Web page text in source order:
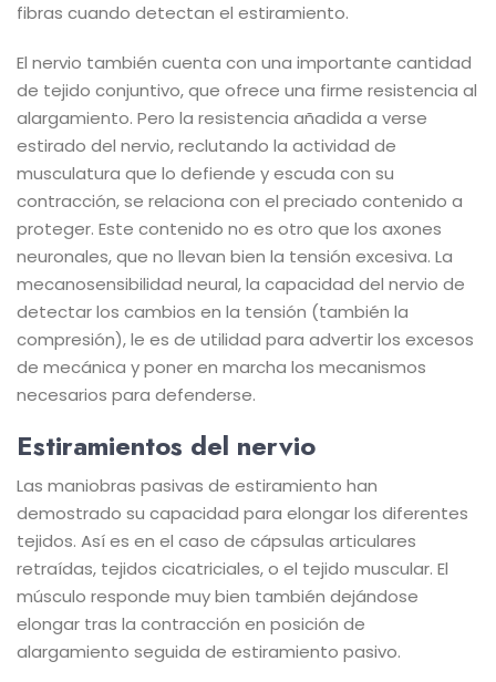
fibras cuando detectan el estiramiento.
El nervio también cuenta con una importante cantidad
de tejido conjuntivo, que ofrece una firme resistencia al
alargamiento. Pero la resistencia añadida a verse
estirado del nervio, reclutando la actividad de
musculatura que lo defiende y escuda con su
contracción, se relaciona con el preciado contenido a
proteger. Este contenido no es otro que los axones
neuronales, que no llevan bien la tensión excesiva. La
mecanosensibilidad neural, la capacidad del nervio de
detectar los cambios en la tensión (también la
compresión), le es de utilidad para advertir los excesos
de mecánica y poner en marcha los mecanismos
necesarios para defenderse.
Estiramientos del nervio
Las maniobras pasivas de estiramiento han
demostrado su capacidad para elongar los diferentes
tejidos. Así es en el caso de cápsulas articulares
retraídas, tejidos cicatriciales, o el tejido muscular. El
músculo responde muy bien también dejándose
elongar tras la contracción en posición de
alargamiento seguida de estiramiento pasivo.